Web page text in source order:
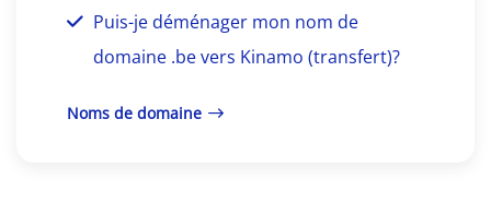
Puis-je déménager mon nom de
domaine .be vers Kinamo (transfert)?
Noms de domaine